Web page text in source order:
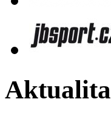
Aktualita